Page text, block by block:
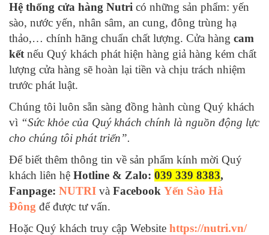
Hệ thống cửa hàng Nutri có những sản phẩm: yến
sào, nước yến, nhân sâm, an cung, đông trùng hạ
thảo,… chính hãng chuẩn chất lượng. Cửa hàng cam
kết nếu Quý khách phát hiện hàng giả hàng kém chất
lượng cửa hàng sẽ hoàn lại tiền và chịu trách nhiệm
trước phát luật.
Chúng tôi luôn sẵn sàng đồng hành cùng Quý khách
vì “Sức khỏe của Quý khách chính là nguồn động lực
cho chúng tôi phát triển”.
Để biết thêm thông tin về sản phẩm kính mời Quý
khách liên hệ Hotline & Zalo: 039 339 8383,
Fanpage: NUTRI và Facebook Yến Sào Hà
Đông để được tư vấn.
Hoặc Quý khách truy cập Website https://nutri.vn/